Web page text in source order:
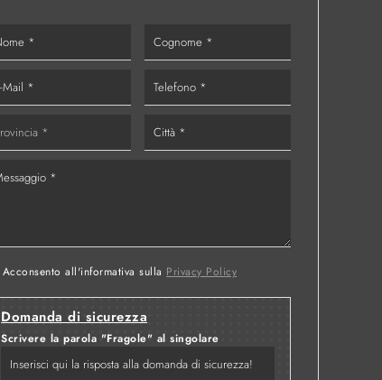
Acconsento all'informativa sulla Privacy Policy
Domanda di sicurezza
Scrivere la parola "Fragole" al singolare